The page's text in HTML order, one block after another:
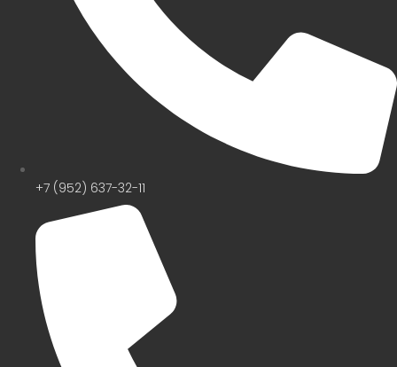
+7 (952) 637-32-11